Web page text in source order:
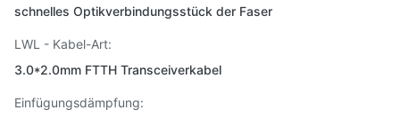
schnelles Optikverbindungsstück der Faser
LWL - Kabel-Art:
3.0*2.0mm FTTH Transceiverkabel
Einfügungsdämpfung: